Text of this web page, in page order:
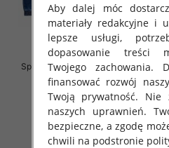
Spodnie męskie jeans Roz 38-48
1 Kolor .Paczka 10 szt
64.00 zł
szczegóły
Aby dalej móc
materiały redakcyjne i
lepsze usługi,
dopasowanie treści
Twojego zachowania.
finansować rozwój
Twoją prywatność. Nie
naszych uprawnień.
bezpieczne, a zgodę
chwili na podstronie